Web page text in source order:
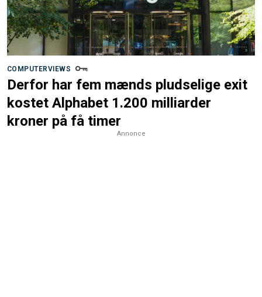
COMPUTERVIEWS
Derfor har fem mænds pludselige exit
kostet Alphabet 1.200 milliarder
kroner på få timer
Annonce